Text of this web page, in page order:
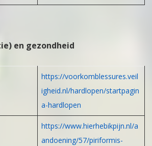
en gezondheid
https://voorkomblessures.veil
igheid.nl/hardlopen/startpagin
a-hardlopen
https://www.hierhebikpijn.nl/a
andoening/57/piriformis-